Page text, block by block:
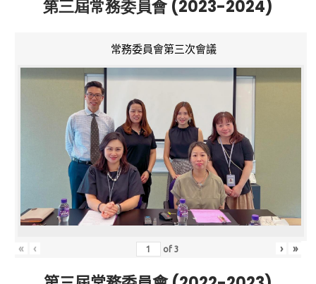
第三屆常務委員會 (2023-2024)
常務委員會第三次會議
« ‹ of3 › »